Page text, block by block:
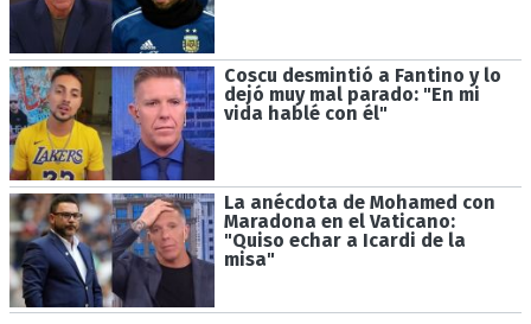
Coscu desmintió a Fantino y lo
dejó muy mal parado: "En mi
vida hablé con él"
La anécdota de Mohamed con
Maradona en el Vaticano:
"Quiso echar a Icardi de la
misa"